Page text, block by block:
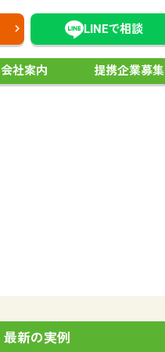
LINEで相談
会社案内 提携企業募集
最新の実例